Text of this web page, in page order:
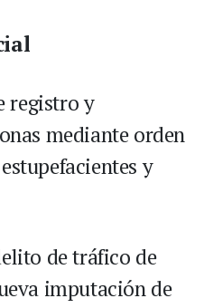
registro y
mediante orden
y
de tráfico de
imputación de